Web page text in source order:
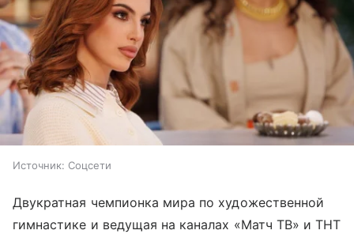
Источник: Соцсети
Двукратная чемпионка мира по художественной
гимнастике и ведущая на каналах «Матч ТВ» и ТНТ